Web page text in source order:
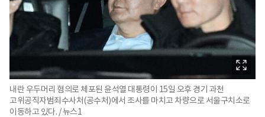
내란 우두머리 혐의로 체포된 윤석열 대통령이 15일 오후 경기 과천
고위공직자범죄수사처(공수처)에서 조사를 마치고 차량으로 서울구치소로
이동하고 있다. / 뉴스1